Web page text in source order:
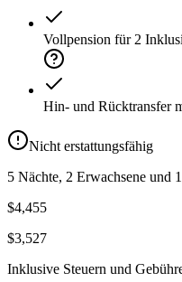
Vollpension für 2
Hin- und Rücktransfer
Nicht erstattungsfähig
5 Nächte, 2 Erwachsene und
$4,455
$3,527
Inklusive Steuern und